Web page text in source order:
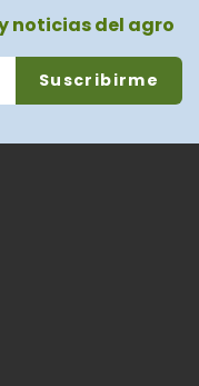
noticias del agro